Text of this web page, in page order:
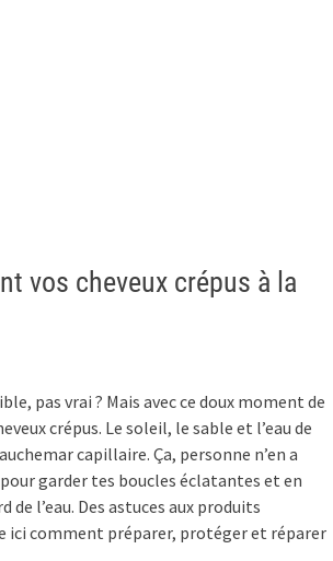
vos cheveux crépus à la
pas vrai ? Mais avec ce doux moment de
crépus. Le soleil, le sable et l’eau de
capillaire. Ça, personne n’en a
garder tes boucles éclatantes et en
l’eau. Des astuces aux produits
ici comment préparer, protéger et réparer